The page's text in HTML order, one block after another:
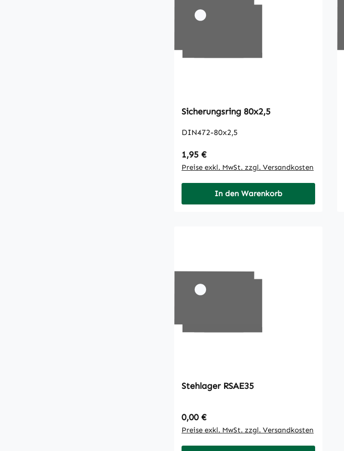
Sicherungsring 80x2,5
DIN472-80x2,5
Regulärer Preis:
1,95 €
Preise exkl. MwSt. zzgl. Versandkosten
In den Warenkorb
Stehlager RSAE35
Regulärer Preis:
0,00 €
Preise exkl. MwSt. zzgl. Versandkosten